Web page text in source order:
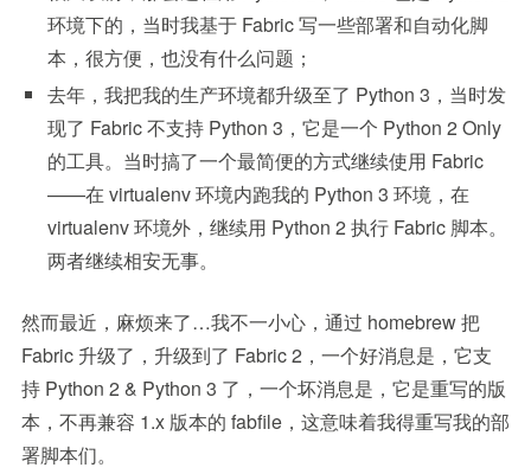
环境下的，当时我基于 Fabric 写一些部署和自动化脚
本，很方便，也没有什么问题；
去年，我把我的生产环境都升级至了 Python 3，当时发
现了 Fabric 不支持 Python 3，它是一个 Python 2 Only
的工具。当时搞了一个最简便的方式继续使用 Fabric
——在 virtualenv 环境内跑我的 Python 3 环境，在
virtualenv 环境外，继续用 Python 2 执行 Fabric 脚本。
两者继续相安无事。
然而最近，麻烦来了…我不一小心，通过 homebrew 把
Fabric 升级了，升级到了 Fabric 2，一个好消息是，它支
持 Python 2 & Python 3 了，一个坏消息是，它是重写的版
本，不再兼容 1.x 版本的 fabfile，这意味着我得重写我的部
署脚本们。